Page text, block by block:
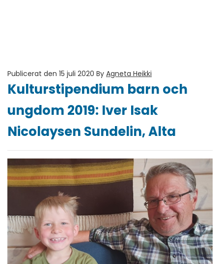
Publicerat den 15 juli 2020 By Agneta Heikki
Kulturstipendium barn och
ungdom 2019: Iver Isak
Nicolaysen Sundelin, Alta